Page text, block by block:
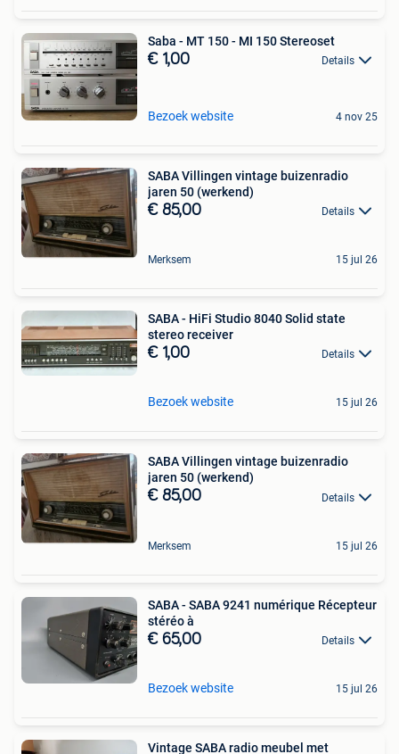
Saba - MT 150 - MI 150 Stereoset
€ 1,00 Details
Bezoek website 4 nov 25
SABA Villingen vintage buizenradio
jaren 50 (werkend)
€ 85,00 Details
Merksem 15 jul 26
SABA - HiFi Studio 8040 Solid state
stereo receiver
€ 1,00 Details
Bezoek website 15 jul 26
SABA Villingen vintage buizenradio
jaren 50 (werkend)
€ 85,00 Details
Merksem 15 jul 26
SABA - SABA 9241 numérique Récepteur
stéréo à
€ 65,00 Details
Bezoek website 15 jul 26
Vintage SABA radio meubel met